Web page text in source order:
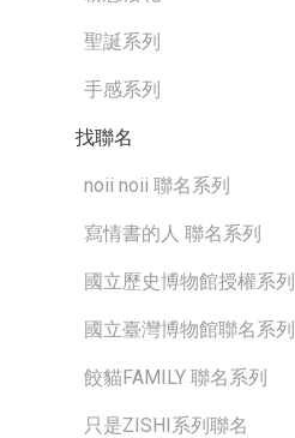
聖誕系列
手感系列
找聯名
noii noii 聯名系列
寫情書的人 聯名系列
國立歷史博物館授權系列
國立臺灣博物館聯名系列
餃貓FAMILY 聯名系列
只是ZISHI系列聯名